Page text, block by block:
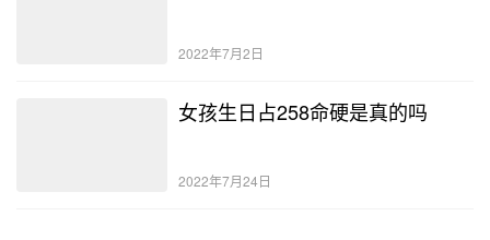
2022年7月2日
女孩生日占258命硬是真的吗
2022年7月24日